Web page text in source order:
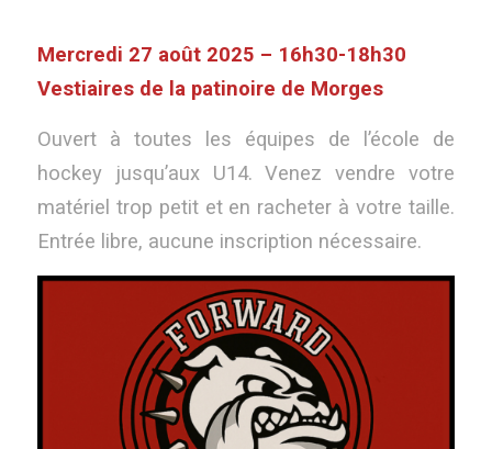
Mercredi 27 août 2025 – 16h30-18h30
Vestiaires de la patinoire de Morges
Ouvert à toutes les équipes de l’école de
hockey jusqu’aux U14. Venez vendre votre
matériel trop petit et en racheter à votre taille.
Entrée libre, aucune inscription nécessaire.